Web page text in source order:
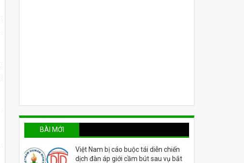
BÀI MỚI
Việt Nam bị cáo buộc tái diễn chiến
dịch đàn áp giới cầm bút sau vụ bắt